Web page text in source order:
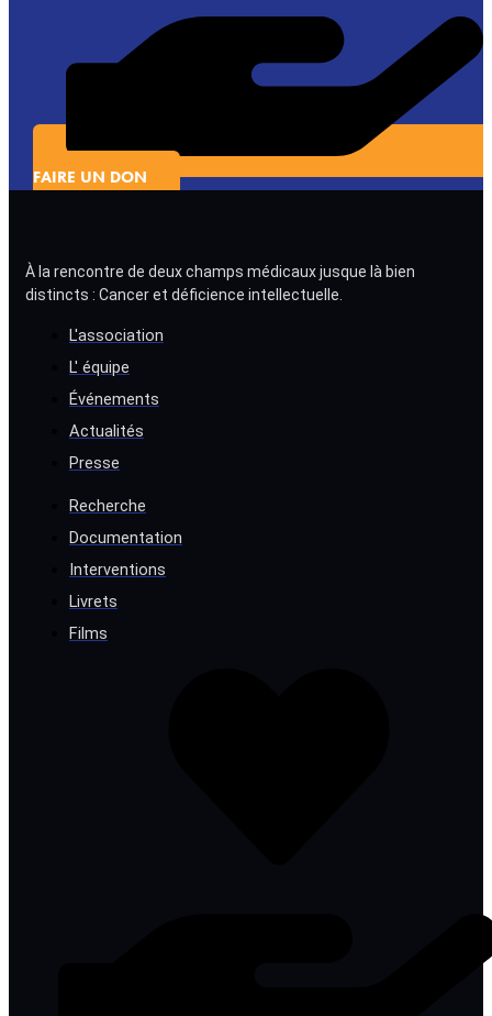
FAIRE UN DON
À la rencontre de deux champs médicaux jusque là bien
distincts : Cancer et déficience intellectuelle.
L'association
L' équipe
Événements
Actualités
Presse
Recherche
Documentation
Interventions
Livrets
Films